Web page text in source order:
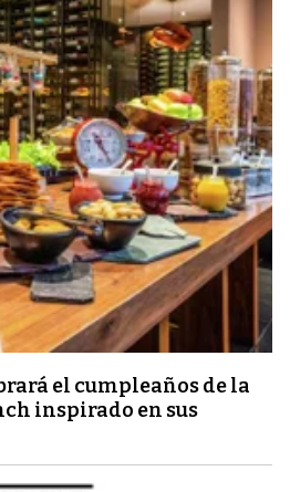
el cumpleaños de la
inspirado en sus